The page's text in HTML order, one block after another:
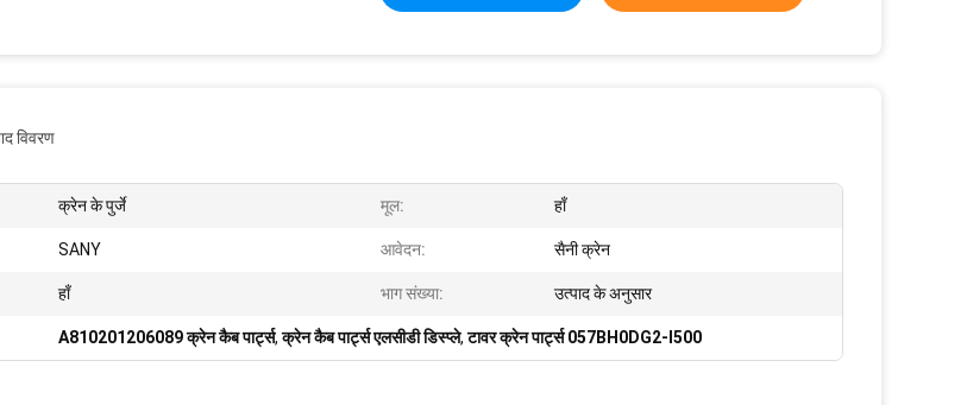
विवरण
क्रेन के पुर्जे मूल: हाँ
SANY आवेदन: सैनी क्रेन
हाँ भाग संख्या: उत्पाद के अनुसार
A810201206089 क्रेन कैब पार्ट्स,क्रेन कैब पार्ट्स एलसीडी डिस्प्ले,टावर क्रेन पार्ट्स 057BH0DG2-I500